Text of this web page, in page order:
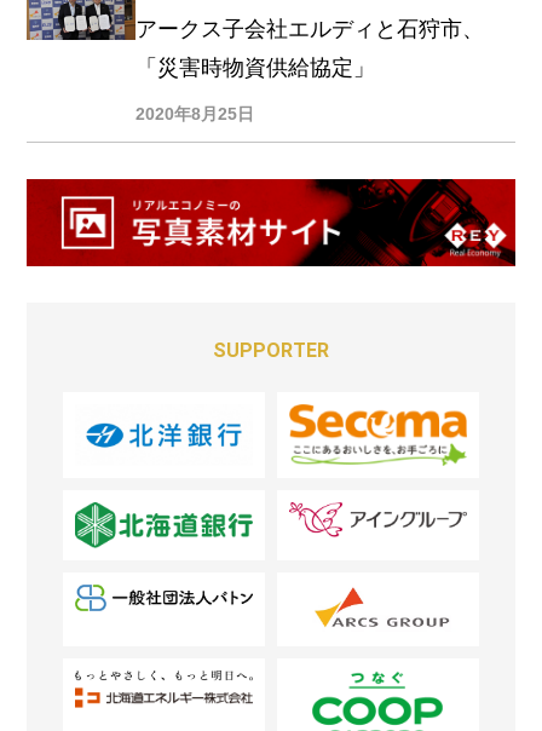
アークス子会社エルディと石狩市、
「災害時物資供給協定」
2020年8月25日
SUPPORTER